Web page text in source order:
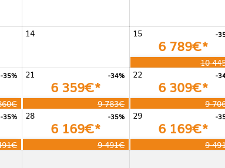
14 15 -
6 789€*
10
21 22
-35% -34%
6 359€*
9 783€
-
6 309€*
9
28 29
-35% -35%
6 169€*
9 491€
-
6 169€*
9